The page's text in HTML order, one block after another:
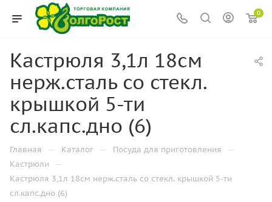
0
Кастрюля 3,1л 18см
нерж.сталь со стекл.
крышкой 5-ти
сл.капс.дно (6)
Главная — Каталог — Посуда для приготовления —
Кастрюли —
Кастрюля 3,1л 18см нерж.сталь со стекл. крышкой 5-ти
сл.капс.дно (6)